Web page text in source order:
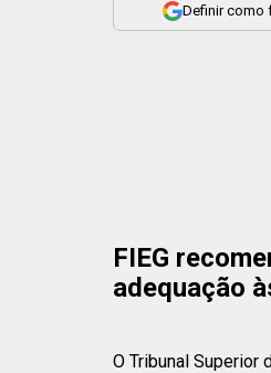
Definir como
FIEG
adequação
O Tribunal Superior